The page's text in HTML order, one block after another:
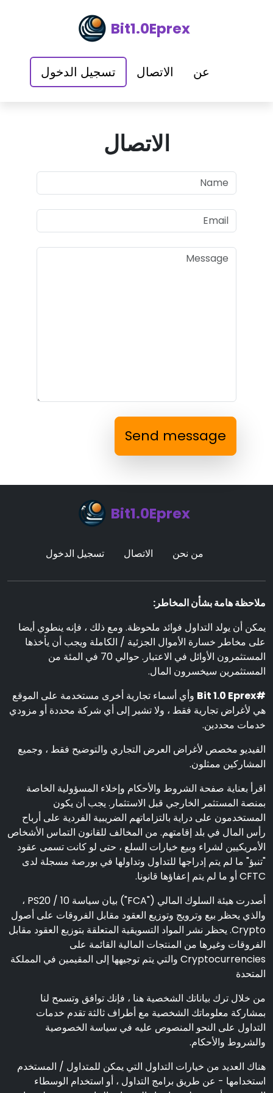
Bit1.0Eprex
عن الاتصال تسجيل الدخول
الاتصال
Send message
Bit1.0Eprex
من نحن الاتصال تسجيل الدخول
ملاحظة هامة بشأن المخاطر:
يمكن أن يولد التداول فوائد ملحوظة. ومع ذلك ، فإنه ينطوي أيضا
على مخاطر خسارة الأموال الجزئية / الكاملة ويجب أن يأخذها
المستثمرون الأوائل في الاعتبار. حوالي 70 في المئة من
المستثمرين سيخسرون المال.
#Bit 1.0 Eprex
وأي أسماء تجارية أخرى مستخدمة على الموقع
هي لأغراض تجارية فقط ، ولا تشير إلى أي شركة محددة أو مزودي
خدمات محددين.
الفيديو مخصص لأغراض العرض التجاري والتوضيح فقط ، وجميع
المشاركين ممثلون.
اقرأ بعناية صفحة الشروط والأحكام وإخلاء المسؤولية الخاصة
بمنصة المستثمر الخارجي قبل الاستثمار. يجب أن يكون
المستخدمون على دراية بالتزاماتهم الضريبية الفردية على أرباح
رأس المال في بلد إقامتهم. من المخالف للقانون التماس الأشخاص
الأمريكيين لشراء وبيع خيارات السلع ، حتى لو كانت تسمى عقود
"تنبؤ" ما لم يتم إدراجها للتداول وتداولها في بورصة مسجلة لدى
CFTC أو ما لم يتم إعفاؤها قانونا.
أصدرت هيئة السلوك المالي ("FCA") بيان سياسة PS20 / 10 ،
والذي يحظر بيع وترويج وتوزيع العقود مقابل الفروقات على أصول
Crypto. يحظر نشر المواد التسويقية المتعلقة بتوزيع العقود مقابل
الفروقات وغيرها من المنتجات المالية القائمة على
Cryptocurrencies والتي يتم توجيهها إلى المقيمين في المملكة
المتحدة
من خلال ترك بياناتك الشخصية هنا ، فإنك توافق وتسمح لنا
بمشاركة معلوماتك الشخصية مع أطراف ثالثة تقدم خدمات
التداول على النحو المنصوص عليه في سياسة الخصوصية
والشروط والأحكام.
هناك العديد من خيارات التداول التي يمكن للمتداول / المستخدم
استخدامها - عن طريق برامج التداول ، أو استخدام الوسطاء